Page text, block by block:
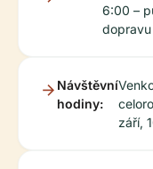
6:00 –
Návštěvní
hodiny:
září,